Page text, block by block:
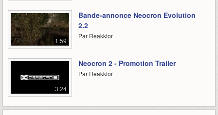
1:59
Bande-annonce Neocron Evolution
2.2
Par Reakktor
3:24
Neocron 2 - Promotion Trailer
Par Reakktor